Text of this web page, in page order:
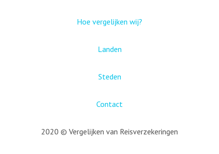
Hoe vergelijken wij?
Landen
Steden
Contact
2020 © Vergelijken van Reisverzekeringen